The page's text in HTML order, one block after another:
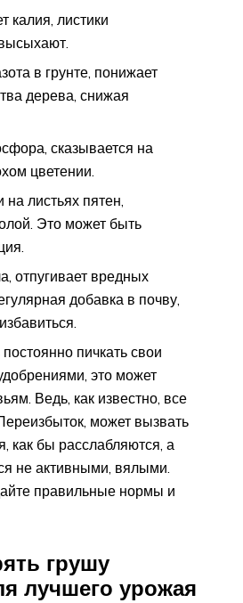
калия, листики
в грунте, понижает
дерева, снижая
сказывается на
цветении.
листьях пятен,
Это может быть
отпугивает вредных
добавка в почву,
пичкать свои
это может
Ведь, как известно, все
может вызвать
как бы расслабляются, а
не активными, вялыми.
правильные нормы и
грушу
лучшего урожая